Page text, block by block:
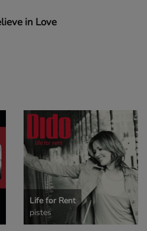
in Love
Life for Rent
pistes